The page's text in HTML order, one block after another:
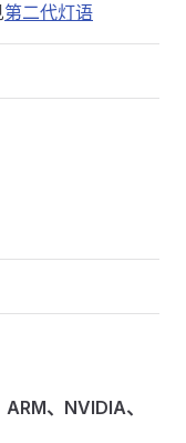
第二代灯语
、NVIDIA、